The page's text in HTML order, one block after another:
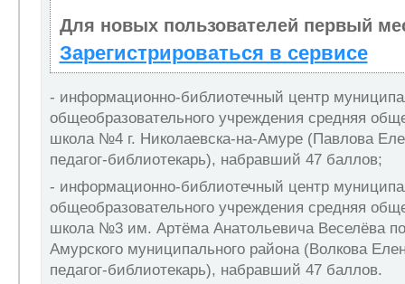
Для новых пользователей первый
Зарегистрироваться в сервисе
- информационно-библиотечный центр
общеобразовательного учреждения средняя
школа №4 г. Николаевска-на-Амуре (Павлова
педагог-библиотекарь), набравший 47 баллов;
- информационно-библиотечный центр
общеобразовательного учреждения средняя
школа №3 им. Артёма Анатольевича Веселёва
Амурского муниципального района (Волкова
педагог-библиотекарь), набравший 47 баллов.